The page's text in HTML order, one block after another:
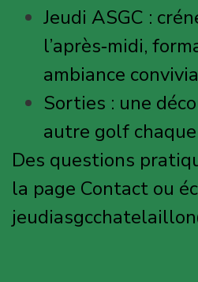
Jeudi ASGC :
l’après‑midi,
ambiance
Sorties : une
autre golf
Des questions
la page Contact ou